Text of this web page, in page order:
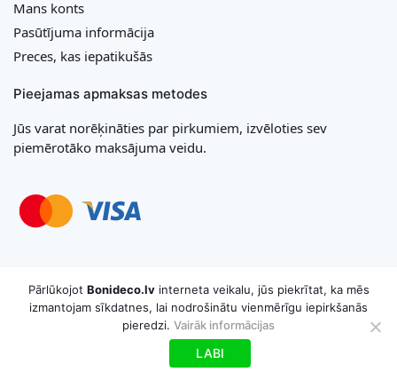
Uz grozu
Mans konts
Pasūtījuma informācija
Preces, kas iepatikušās
Pieejamas apmaksas metodes
Jūs varat norēķināties par pirkumiem, izvēloties sev
piemērotāko maksājuma veidu.
Pārlūkojot Bonideco.lvinterneta veikalu, jūs piekrītat, ka mēs
izmantojam sīkdatnes, lai nodrošinātu vienmērīgu iepirkšanās
pieredzi. Vairāk informācijas
LABI